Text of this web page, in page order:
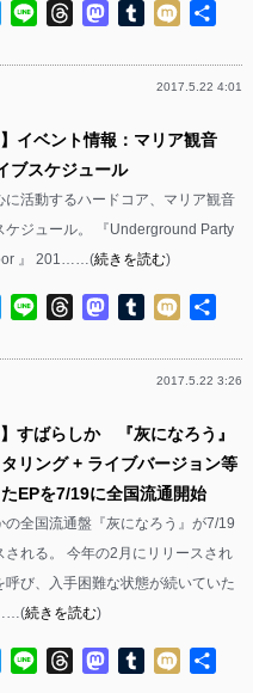
TwitterLine ThreadsMastodon
Tumblr
Mixi
2017.5.22 4:01
】イベント情報：マリア観音
ブスケジュール
に活動するハードコア、マリア観音
ケジュール。 『Underground Party
』 201……(続きを読む)
TwitterLine ThreadsMastodon
Tumblr
Mixi
2017.5.22 3:26
】すばらしか 『灰になろう』
リング + ライブバージョン等
EPを7/19に全国流通開始
の全国流通盤『灰になろう』が7/19
される。 今年の2月にリリースされ
呼び、入手困難な状態が続いていた
続きを読む)
TwitterLine ThreadsMastodon
Tumblr
Mixi